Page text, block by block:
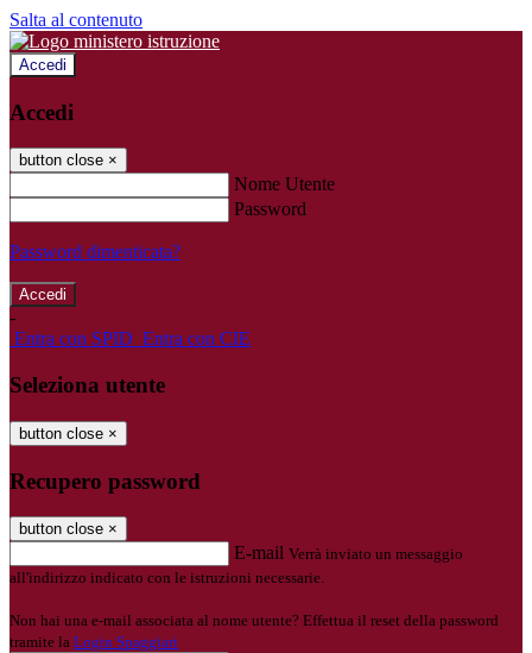
Salta al contenuto
Accedi
Accedi
button close ×
Nome Utente
Password
Password dimenticata?
-
Entra con SPID Entra con CIE
Seleziona utente
button close ×
Recupero password
button close ×
E-mail Verrà inviato un messaggio
all'indirizzo indicato con le istruzioni necessarie.
Non hai una e-mail associata al nome utente? Effettua il reset della password
tramite la Login Spaggiari